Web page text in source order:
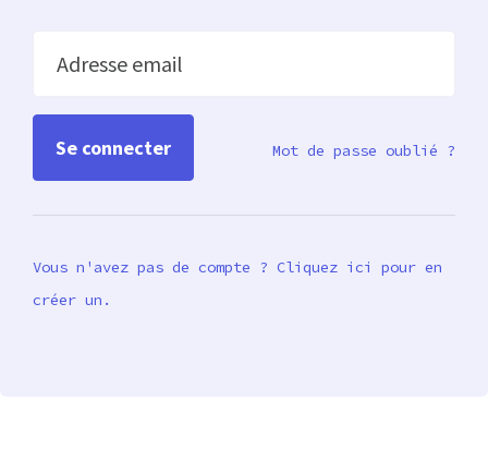
Adresse email
Mot de passe oublié ?
Vous n'avez pas de compte ? Cliquez ici pour en
créer un.